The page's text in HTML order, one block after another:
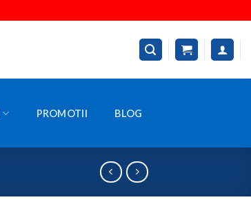
PROMOTII BLOG